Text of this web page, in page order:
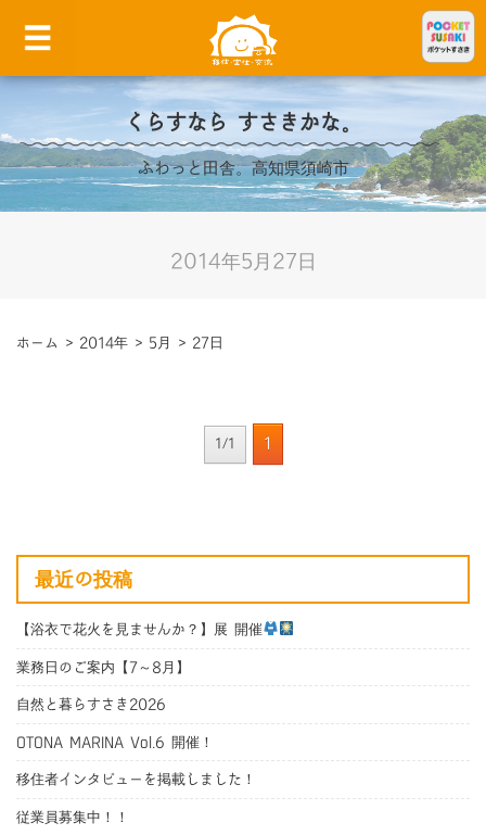
くらすなら すさきかな。
ふわっと田舎。高知県須崎市
2014年5月27日
ホーム > 2014年 > 5月 > 27日
1/1 1
最近の投稿
【浴衣で花火を見ませんか？】展 開催
業務日のご案内【7～8月】
自然と暮らすさき2026
OTONA MARINA Vol.6 開催！
移住者インタビューを掲載しました！
従業員募集中！！